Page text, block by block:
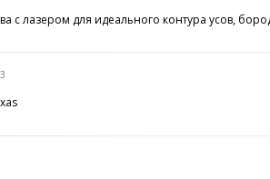
с лазером для идеального контура усов,